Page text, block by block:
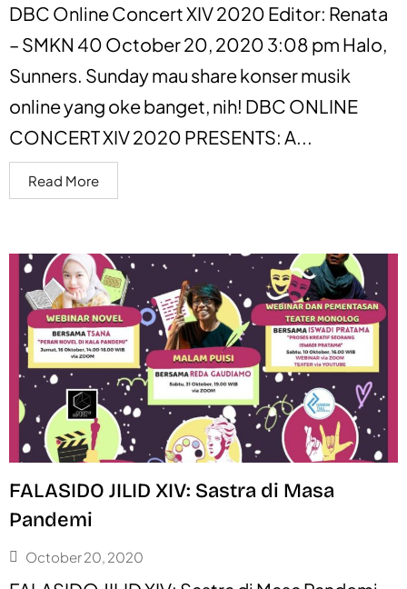
DBC Online Concert XIV 2020 Editor: Renata
– SMKN 40 October 20, 2020 3:08 pm Halo,
Sunners. Sunday mau share konser musik
online yang oke banget, nih! DBC ONLINE
CONCERT XIV 2020 PRESENTS: A...
Read More
FALASIDO JILID XIV: Sastra di Masa
Pandemi
October 20, 2020